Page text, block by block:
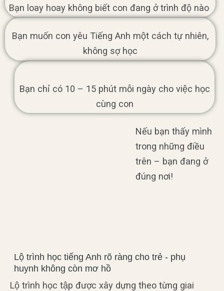
Bạn loay hoay không biết con đang ở trình độ nào
Bạn muốn con yêu Tiếng Anh một cách tự nhiên,
không sợ học
Bạn chỉ có 10 – 15 phút mỗi ngày cho việc học
cùng con
Nếu bạn thấy mình
trong những điều
trên – bạn đang ở
đúng nơi!
Lộ trình học tiếng Anh rõ ràng cho trẻ - phụ
huynh không còn mơ hồ
Lộ trình học tập được xây dựng theo từng giai